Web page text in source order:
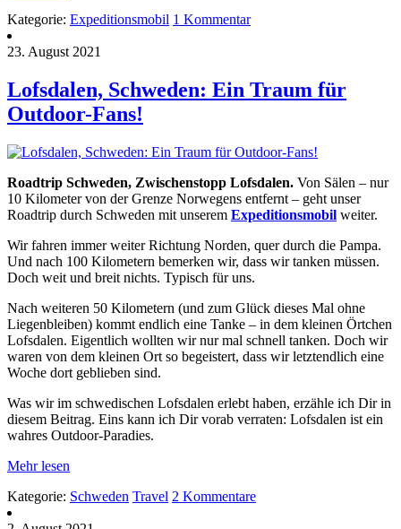
Kategorie: Expeditionsmobil 1 Kommentar
23. August 2021
Lofsdalen, Schweden: Ein Traum für
Outdoor-Fans!
Roadtrip Schweden, Zwischenstopp Lofsdalen. Von Sälen – nur
10 Kilometer von der Grenze Norwegens entfernt – geht unser
Roadtrip durch Schweden mit unserem Expeditionsmobil weiter.
Wir fahren immer weiter Richtung Norden, quer durch die Pampa.
Und nach 100 Kilometern bemerken wir, dass wir tanken müssen.
Doch weit und breit nichts. Typisch für uns.
Nach weiteren 50 Kilometern (und zum Glück dieses Mal ohne
Liegenbleiben) kommt endlich eine Tanke – in dem kleinen Örtchen
Lofsdalen. Eigentlich wollten wir nur mal schnell tanken. Doch wir
waren von dem kleinen Ort so begeistert, dass wir letztendlich eine
Woche dort geblieben sind.
Was wir im schwedischen Lofsdalen erlebt haben, erzähle ich Dir in
diesem Beitrag. Eins kann ich Dir vorab verraten: Lofsdalen ist ein
wahres Outdoor-Paradies.
Mehr lesen
Kategorie: Schweden Travel 2 Kommentare